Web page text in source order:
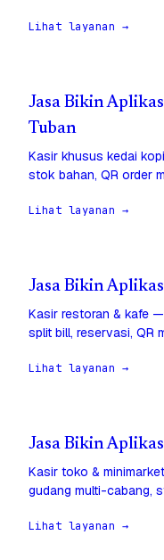
Lihat layanan →
Jasa Bikin
Tuban
Kasir khusus kedai
stok bahan, QR order
Lihat layanan →
Jasa Bikin
Kasir restoran & kafe
split bill, reservasi, QR
Lihat layanan →
Jasa Bikin
Kasir toko &
gudang multi-cabang,
Lihat layanan →